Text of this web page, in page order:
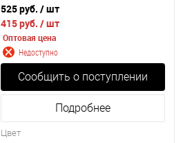
525 руб. / шт
415 руб. / шт
Оптовая цена
Недоступно
Сообщить о поступлении
Подробнее
Цвет